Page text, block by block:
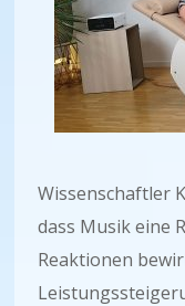
Wissenschaftler
dass Musik eine
Reaktionen